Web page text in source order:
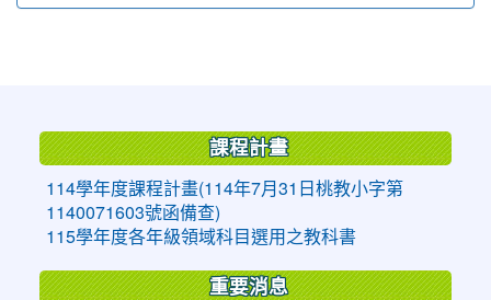
課程計畫
114學年度課程計畫(114年7月31日桃教小字第
1140071603號函備查)
115學年度各年級領域科目選用之教科書
重要消息